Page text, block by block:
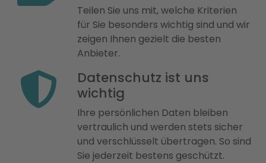
Teilen Sie uns mit, welche Kriterien
für Sie besonders wichtig sind und wir
zeigen Ihnen gezielt die besten
Anbieter.
Datenschutz ist uns
wichtig
Ihre persönlichen Daten bleiben
vertraulich und werden stets sicher
und verschlüsselt übertragen. So sind
Sie jederzeit bestens geschützt.